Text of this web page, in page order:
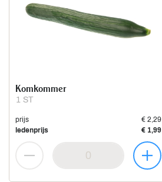
1 ST
Komkommer
prijs
€ 2,29
ledenprijs
€ 1,99